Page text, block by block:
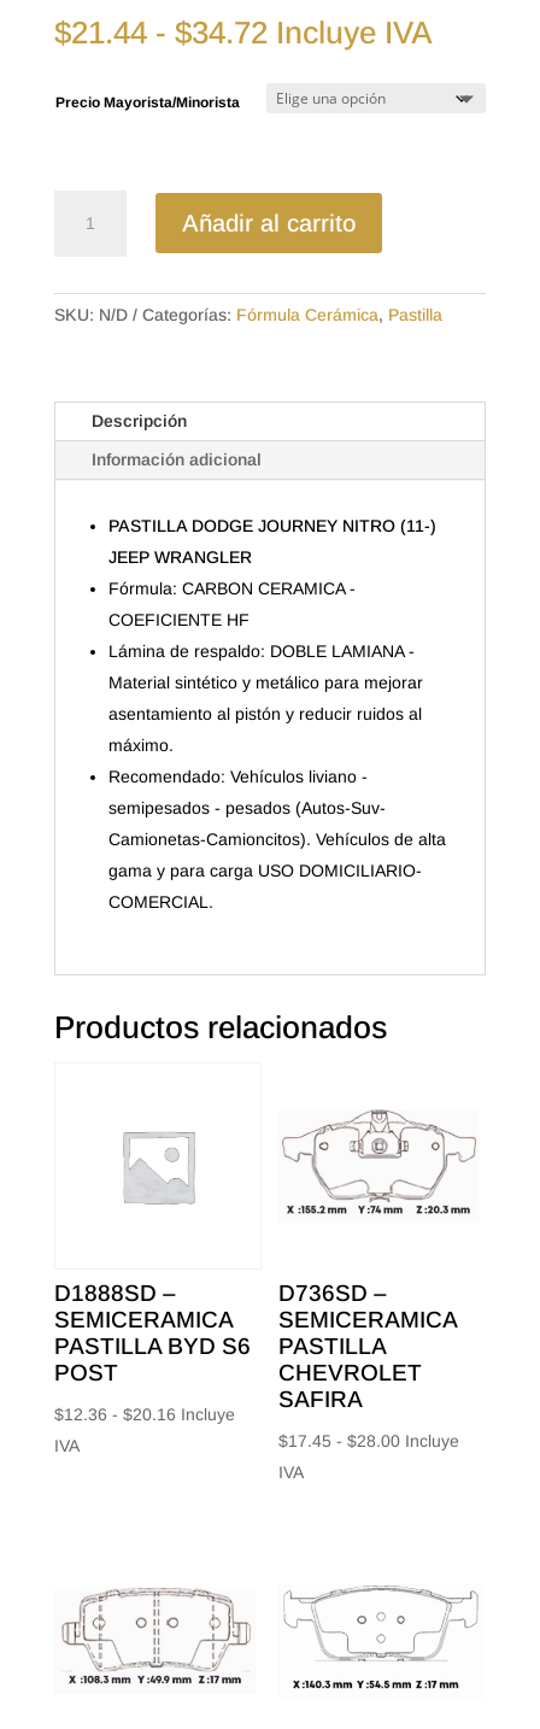
$21.44 - $34.72Rango
precios:
desde
$34.72
Incluye IVA
Precio Mayorista/Minorista
DODGE
WRANGLER
cantidad
Añadir al carrito
SKU: N/D Categorías: Fórmula Cerámica, Pastilla
Descripción
Información adicional
PASTILLA DODGE JOURNEY NITRO (11-)
JEEP WRANGLER
Fórmula: CARBON CERAMICA -
COEFICIENTE HF
Lámina de respaldo: DOBLE LAMIANA -
Material sintético y metálico para mejorar
asentamiento al pistón y reducir ruidos al
máximo.
Recomendado: Vehículos liviano -
semipesados - pesados (Autos-Suv-
Camionetas-Camioncitos). Vehículos de alta
gama y para carga USO DOMICILIARIO-
COMERCIAL.
Productos relacionados
D1888SD –
SEMICERAMICA
PASTILLA BYD S6
POST
$12.36 - $20.16Rango
$20.16
Incluye
IVA
D736SD –
SEMICERAMICA
PASTILLA
CHEVROLET
SAFIRA
$17.45 - $28.00Rango
hasta
$28.00
Incluye
IVA